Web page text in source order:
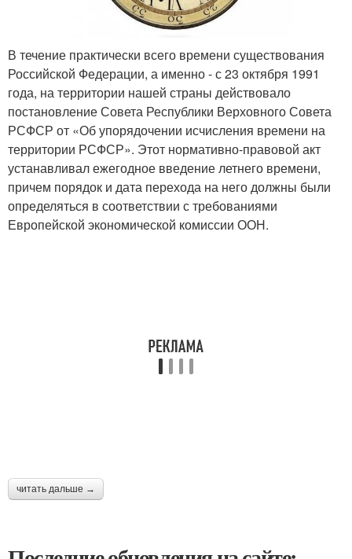
В течение практически всего времени существования
Российской Федерации, а именно - с 23 октября 1991
года, на территории нашей страны действовало
постановление Совета Республики Верховного Совета
РСФСР от «Об упорядочении исчисления времени на
территории РСФСР». Этот нормативно-правовой акт
устанавливал ежегодное введение летнего времени,
причем порядок и дата перехода на него должны были
определяться в соответствии с требованиями
Европейской экономической комиссии ООН.
читать дальше →